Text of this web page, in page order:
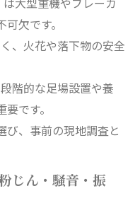
欠です。
、火花や落下物の安全
階的な足場設置や養
です。
び、事前の現地調査と
じん・騒音・振